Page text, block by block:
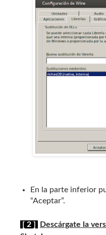
En la parte inferior
“Aceptar”.
[ 2 ]
Descárgate la